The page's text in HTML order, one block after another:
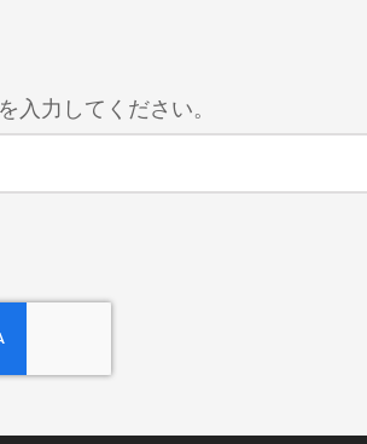
入力してください。